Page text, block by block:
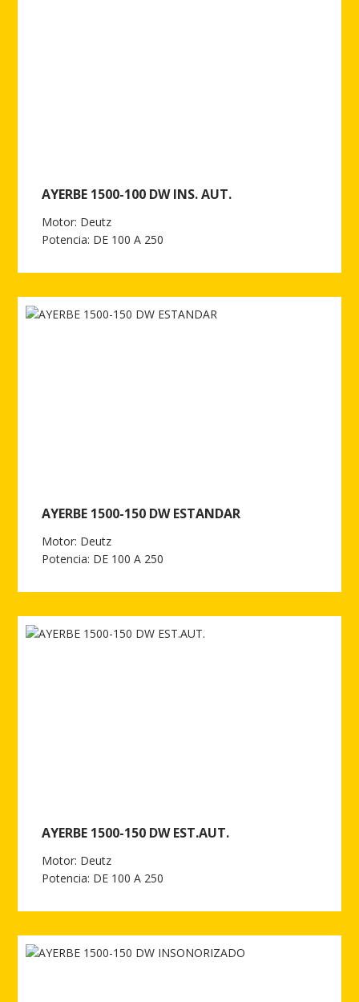
AYERBE 1500-100 DW INS. AUT.
Motor: Deutz
Potencia: DE 100 A 250
AYERBE 1500-150 DW ESTANDAR
Motor: Deutz
Potencia: DE 100 A 250
AYERBE 1500-150 DW EST.AUT.
Motor: Deutz
Potencia: DE 100 A 250